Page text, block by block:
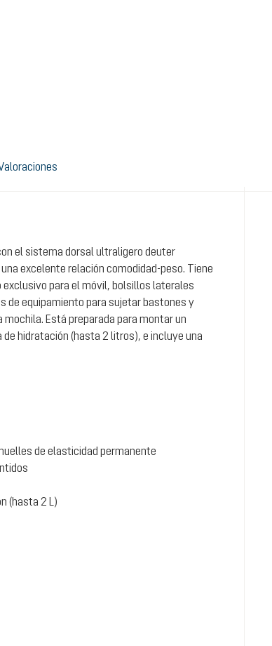
el sistema dorsal ultraligero deuter
excelente relación comodidad-peso. Tiene
para el móvil, bolsillos laterales
equipamiento para sujetar bastones y
Está preparada para montar un
hidratación (hasta 2 litros), e incluye una
de elasticidad permanente
(hasta 2 L)